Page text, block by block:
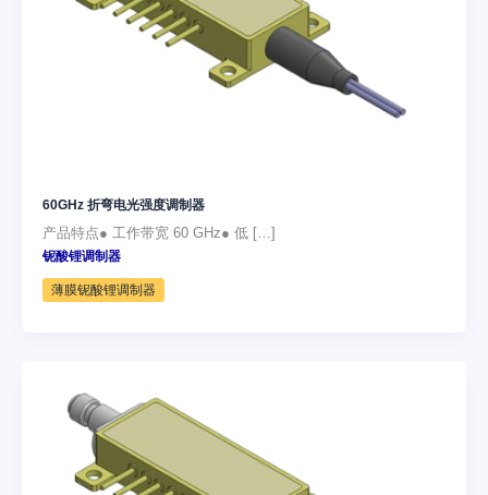
60GHz 折弯电光强度调制器
产品特点● 工作带宽 60 GHz● 低 […]
铌酸锂调制器
薄膜铌酸锂调制器